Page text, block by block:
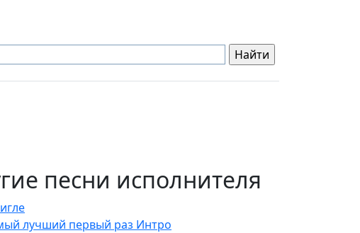
песни исполнителя
лучший первый раз Интро